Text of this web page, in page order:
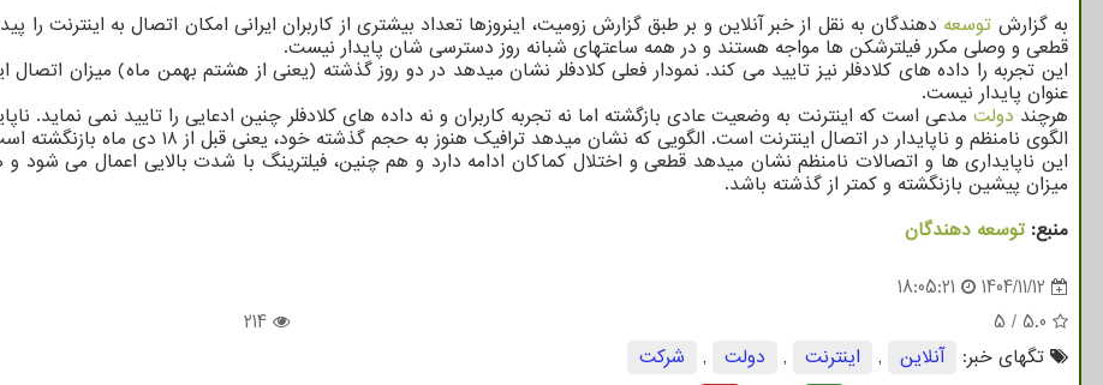
به گزارش توسعه دهندگان به نقل از خبر آنلاین و بر طبق گزارش زومیت، اینروزها تعداد بیشتری از کاربران ایرانی امکان اتصال به اینترنت را
قطعی و وصلی مکرر فیلترشکن ها مواجه هستند و در همه ساعتهای شبانه روز دسترسی شان پایدار نیست.
این تجربه را داده های کلادفلر نیز تایید می کند. نمودار فعلی کلادفلر نشان میدهد در دو روز گذشته (یعنی از هشتم بهمن ماه) میزان اتصال
عنوان پایدار نیست.
هرچند دولت مدعی است که اینترنت به وضعیت عادی بازگشته اما نه تجربه کاربران و نه داده های کلادفلر چنین ادعایی را تایید نمی نماید.
الگوی نامنظم و ناپایدار در اتصال اینترنت است. الگویی که نشان میدهد ترافیک هنوز به حجم گذشته خود، یعنی قبل از ۱۸ دی ماه بازنگشته است.
این ناپایداری ها و اتصالات نامنظم نشان میدهد قطعی و اختلال کماکان ادامه دارد و هم چنین، فیلترینگ با شدت بالایی اعمال می شود
میزان پیشین بازنگشته و کمتر از گذشته باشد.
منبع: توسعه دهندگان
1404/11/12
18:05:21
5.0
/
5
214
تگهای خبر:
آنلاین , اینترنت , دولت ,
شركت